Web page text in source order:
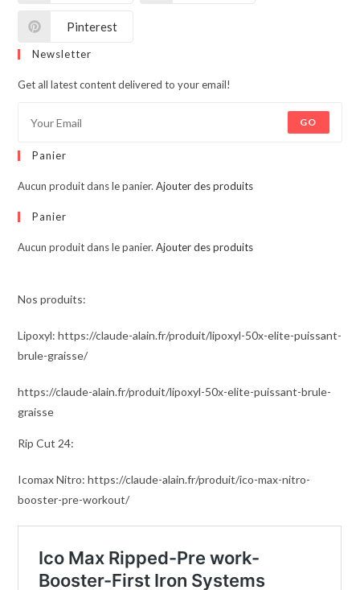
Pinterest
Newsletter
Get all latest content delivered to your email!
GO
Panier
Aucun produit dans le panier.Ajouter des produits
Panier
Aucun produit dans le panier.Ajouter des produits
Nos produits:
Lipoxyl: https://claude-alain.fr/produit/lipoxyl-50x-elite-puissant-
brule-graisse/
https://claude-alain.fr/produit/lipoxyl-50x-elite-puissant-brule-
graisse
Rip Cut 24:
Icomax Nitro: https://claude-alain.fr/produit/ico-max-nitro-
booster-pre-workout/